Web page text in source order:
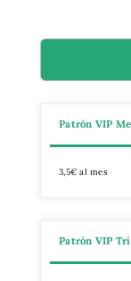
Patrón VIP
3,5€ al mes
Patrón VIP